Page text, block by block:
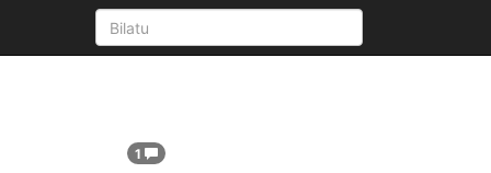
1